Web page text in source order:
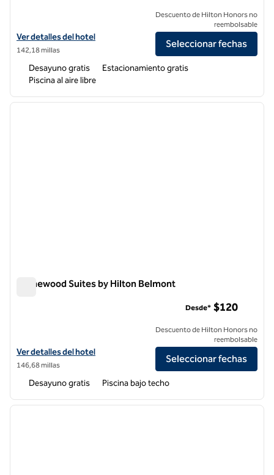
Ver detalles del hotel Homewood Suites by Hilton Sacramento
Ver detalles del hotel
142,18 millas
Descuento de Hilton Honors no
reembolsable
Seleccionar fechas
Desayuno gratis
Estacionamiento gratis
Piscina al aire libre
1 de 12
Homewood Suites by Hilton Belmont
Ver detalles del hotel Homewood Suites by Hilton Belmont
Ver detalles del hotel
146,68 millas
Desde* $120
Descuento de Hilton Honors no
reembolsable
Seleccionar fechas
Desayuno gratis Piscina bajo techo
1 de 9